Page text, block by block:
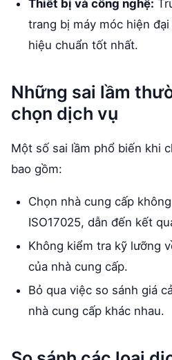
Thiết bị và công nghệ:
trang bị máy móc hiện
hiệu chuẩn tốt nhất.
Những sai lầm
chọn dịch vụ
Một số sai lầm phổ biến khi
bao gồm:
Chọn nhà cung cấp
ISO17025, dẫn đến kết
Không kiểm tra kỹ lưỡng
của nhà cung cấp.
Bỏ qua việc so sánh giá
nhà cung cấp khác nhau.